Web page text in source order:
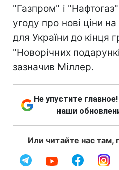
"Газпром" і
угоду про нові ціни
для України до кінця
"Новорічних
зазначив Міллер.
Не упустите
наши
Или читайте нас там,